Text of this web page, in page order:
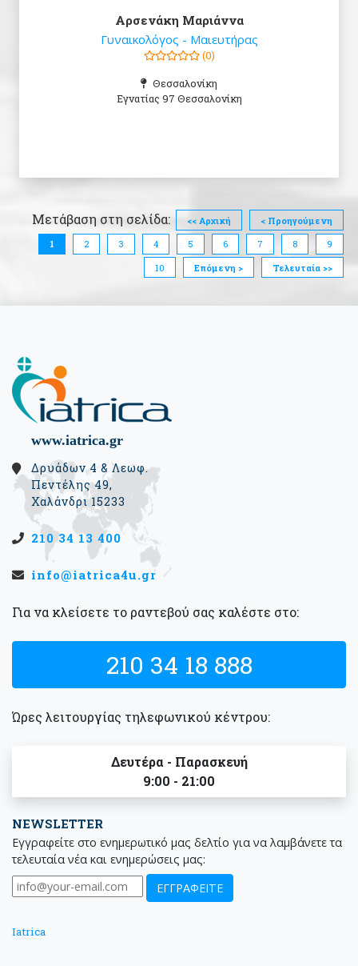
Αρσενάκη Μαριάννα
Γυναικολόγος - Μαιευτήρας
(0)
Θεσσαλονίκη
Εγνατίας 97 Θεσσαλονίκη
Μετάβαση στη σελίδα: << Αρχική
< Προηγούμενη
1
2 3 4 5 6 7 8
9
10
Επόμενη > Τελευταία >>
www.iatrica.gr
Δρυάδων 4 & Λεωφ.
Πεντέλης 49,
Χαλάνδρι 15233
210 34 13 400
info@iatrica4u.gr
Για να κλείσετε το ραντεβού σας καλέστε στο:
210 34 18 888
Ώρες λειτουργίας τηλεφωνικού κέντρου:
Δευτέρα - Παρασκευή
9:00 - 21:00
NEWSLETTER
Εγγραφείτε στο ενημερωτικό μας δελτίο για να λαμβάνετε τα
τελευταία νέα και ενημερώσεις μας:
Iatrica